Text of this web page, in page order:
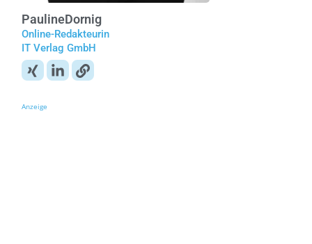
PaulineDornig
Online-Redakteurin
IT Verlag GmbH
Anzeige